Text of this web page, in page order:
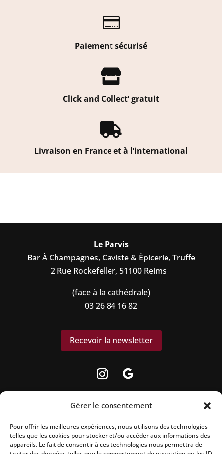
Gérer le consentement
Pour offrir les meilleures expériences, nous utilisons des technologies
telles que les cookies pour stocker et/ou accéder aux informations des
appareils. Le fait de consentir à ces technologies nous permettra de

Paiement sécurisé

Click and Collect’ gratuit

Livraison en France et à l’international
Le Parvis
Bar À Champagnes, Caviste & Èpicerie, Truffe
2 Rue Rockefeller, 51100 Reims
(face à la cathédrale)
03 26 84 16 82
Recevoir la newsletter
La vente d’alcool est strictement interdite aux
mineurs.